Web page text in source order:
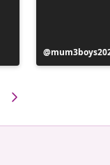
Post
pubblicato